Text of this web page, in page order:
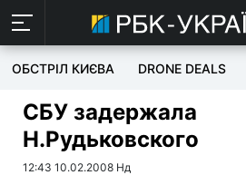
ОБСТРІЛ КИЄВА DRONE DEALS
СБУ задержала
Н.Рудьковского
12:43 10.02.2008 Нд